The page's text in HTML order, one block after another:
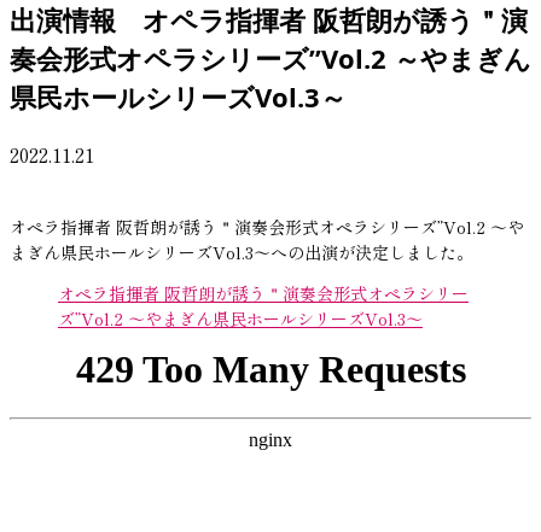
出演情報 オペラ指揮者 阪哲朗が誘う＂演
奏会形式オペラシリーズ”Vol.2 ～やまぎん
県民ホールシリーズVol.3～
2022.11.21
オペラ指揮者 阪哲朗が誘う＂演奏会形式オペラシリーズ”Vol.2 ～や
まぎん県民ホールシリーズVol.3～への出演が決定しました。
オペラ指揮者 阪哲朗が誘う＂演奏会形式オペラシリー
ズ”Vol.2 ～やまぎん県民ホールシリーズVol.3～